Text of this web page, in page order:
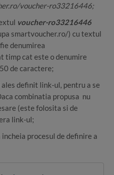
voucher-ro33216446;
voucher-ro33216446
smartvoucher.ro/) cu textul
denumirea
timp cat este o denumire
de caractere;
ales definit link-ul, pentru a se
combinatia propusa nu
(este folosita si de
link-ul;
incheia procesul de definire a